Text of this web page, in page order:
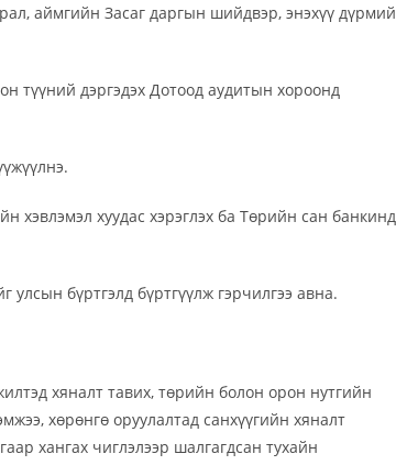
аймгийн Засаг даргын шийдвэр, энэхүү
түүний дэргэдэх Дотоод аудитын хороонд
хэвлэмэл хуудас хэрэглэх ба Төрийн сан банкинд
бүртгэлд бүртгүүлж гэрчилгээ авна.
хяналт тавих, төрийн болон орон нутгийн
хөрөнгө оруулалтад санхүүгийн хяналт
хангах чиглэлээр шалгагдсан тухайн